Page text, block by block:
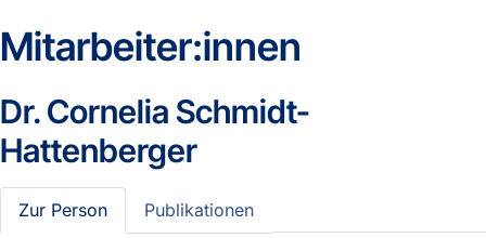
Mitarbeiter:innen
Dr.Cornelia Schmidt-
Hattenberger
Zur Person Publikationen